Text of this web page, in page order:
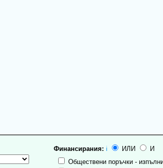
Финансирания: ℹ ИЛИ
И
Обществени поръчки -